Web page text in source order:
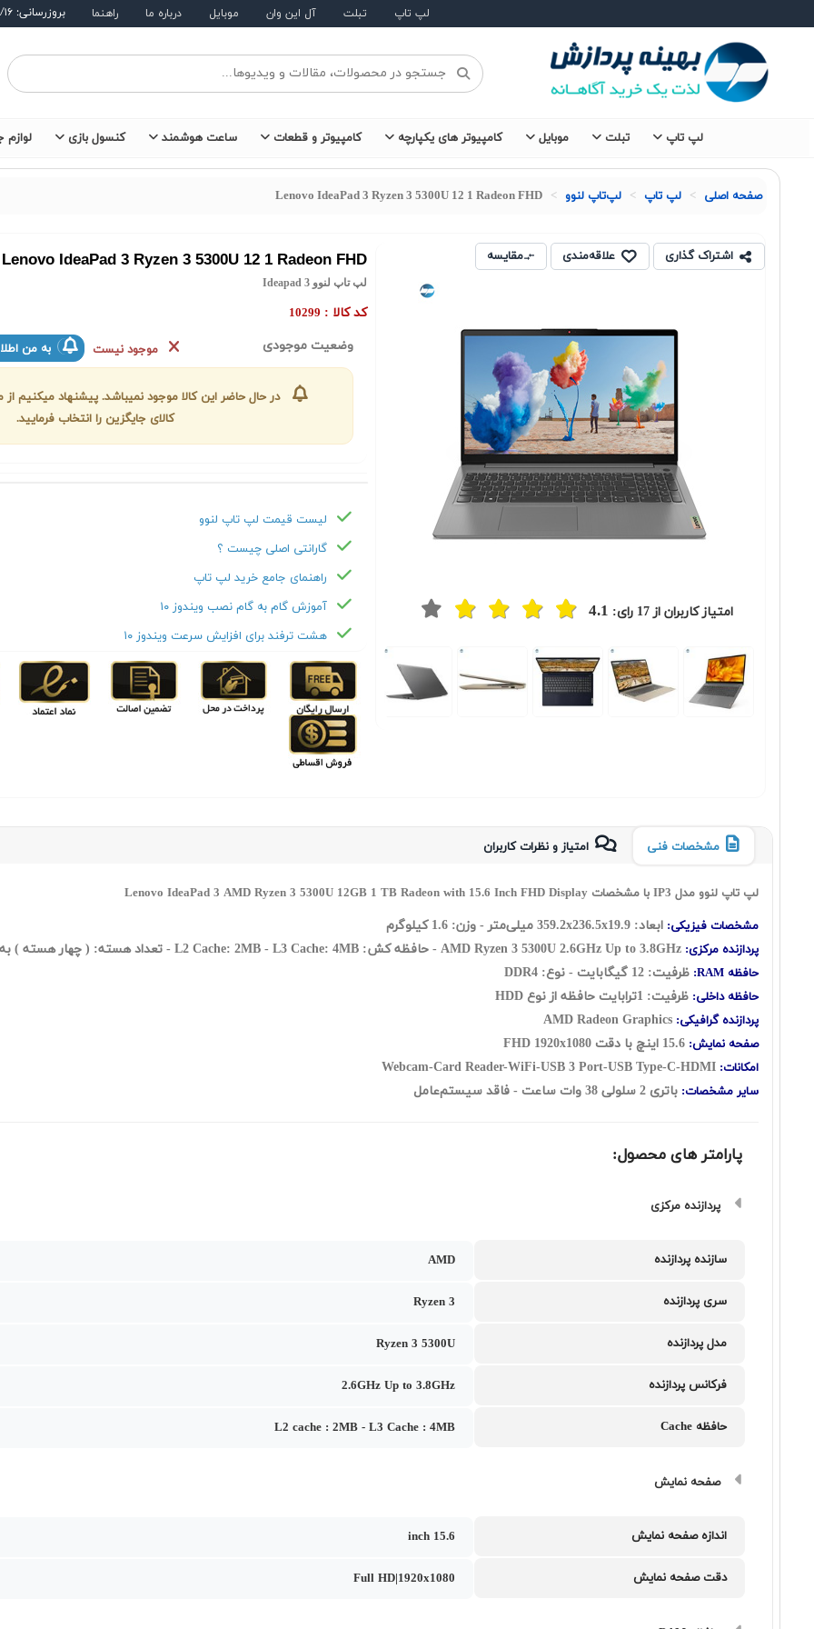
لپ تاپ تبلت آل این وان موبایل درباره ما راهنما بروزرسانی: ۱۴۰۵/۵/۱۶
لپ تاپ تبلت موبایل کامپیوتر های یکپارچه کامپیوتر و قطعات ساعت هوشمند کنسول بازی لوازم
صفحه اصلی لپ تاپ لپ‌تاپ لنوو Lenovo IdeaPad 3 Ryzen 3 5300U 12 1 Radeon FHD
اشتراک گذاری علاقه‌مندی مقایسه
امتیاز کاربران از17 رای: 4.1
Previous
Next
Lenovo IdeaPad 3 Ryzen 3 5300U 12 1 Radeon FHD
لپ تاپ لنوو Ideapad 3
کد کالا : 10299
وضعیت موجودی موجود نیست به من
در حال حاضر این کالا موجود نمیباشد. پیشنهاد میکنیم
کالای جایگزین را انتخاب فرمایید.
لیست قیمت لپ تاپ لنوو
گارانتی اصلی چیست ؟
راهنمای جامع خرید لپ تاپ
آموزش گام به گام نصب ویندوز ۱۰
هشت ترفند برای افزایش سرعت ویندوز ۱۰
مشخصات فنی امتیاز و نظرات کاربران
لپ تاپ لنوو مدل IP3 با مشخصات Lenovo IdeaPad 3 AMD Ryzen 3 5300U 12GB 1 TB Radeon with 15.6 Inch FHD Display
مشخصات فیزیکی: ابعاد: 359.2x236.5x19.9 میلی‌متر - وزن: 1.6 کیلوگرم
پردازنده مرکزی: AMD Ryzen 3 5300U 2.6GHz Up to 3.8GHz - حافظه کش: L2 Cache: 2MB - L3 Cache: 4MB - تعداد هسته: ( چهار هسته ) به اضافه هشت رشته
حافظه RAM: ظرفیت: 12 گيگابايت - نوع: DDR4
حافظه داخلی: ظرفیت: 1ترابایت حافظه از نوع HDD
پردازنده گرافیکی: AMD Radeon Graphics
صفحه نمایش:
امکانات: Webcam-Card Reader-WiFi-USB 3 Port-USB Type-C-HDMI
سایر مشخصات: باتری 2 سلولی 38 وات ساعت - فاقد سيستم‌عامل
پارامتر های محصول:
پردازنده مرکزی
سازنده پردازنده AMD
سری پردازنده Ryzen 3
مدل پردازنده Ryzen 3 5300U
فرکانس پردازنده 2.6GHz Up to 3.8GHz
حافظه Cache L2 cache : 2MB - L3 Cache : 4MB
صفحه نمایش
اندازه صفحه نمایش 15.6 inch
دقت صفحه نمایش Full HD|1920x1080